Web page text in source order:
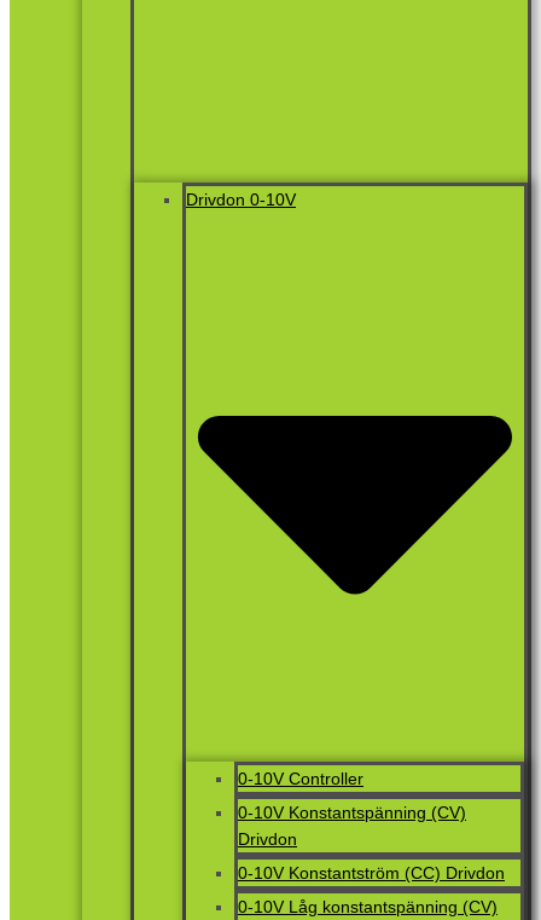
Drivdon 0-10V
0-10V Controller
0-10V Konstantspänning (CV)
Drivdon
0-10V Konstantström (CC) Drivdon
0-10V Låg konstantspänning (CV)